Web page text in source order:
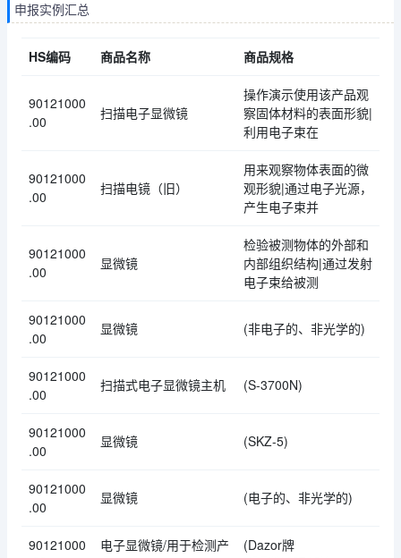
申报实例汇总
HS编码 商品名称 商品规格
90121000
.00
扫描电子显微镜
操作演示使用该产品观
察固体材料的表面形貌|
利用电子束在
90121000
.00
扫描电镜（旧）
用来观察物体表面的微
观形貌|通过电子光源，
产生电子束并
90121000
.00
显微镜
检验被测物体的外部和
内部组织结构|通过发射
电子束给被测
90121000
.00
显微镜 (非电子的、非光学的)
90121000
.00
扫描式电子显微镜主机 (S-3700N)
90121000
.00
显微镜 (SKZ-5)
90121000
.00
显微镜 (电子的、非光学的)
90121000
电子显微镜/用于检测产
(Dazor牌